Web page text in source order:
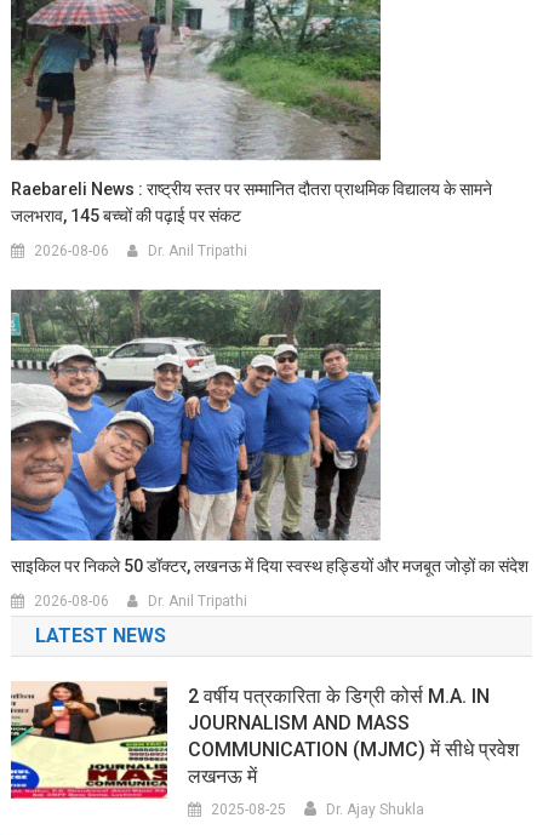
Raebareli News : राष्ट्रीय स्तर पर सम्मानित दौतरा प्राथमिक विद्यालय के सामने
जलभराव, 145 बच्चों की पढ़ाई पर संकट
2026-08-06 Dr. Anil Tripathi
साइकिल पर निकले 50 डॉक्टर, लखनऊ में दिया स्वस्थ हड्डियों और मजबूत जोड़ों का संदेश
2026-08-06 Dr. Anil Tripathi
LATEST NEWS
2 वर्षीय पत्रकारिता के डिग्री कोर्स M.A. IN
JOURNALISM AND MASS
COMMUNICATION (MJMC) में सीधे प्रवेश
लखनऊ में
2025-08-25 Dr. Ajay Shukla